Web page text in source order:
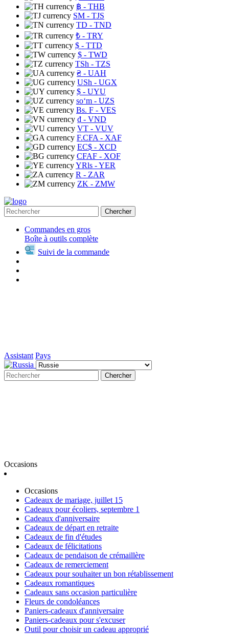
฿ - THB
ЅМ - TJS
TD - TND
₺ - TRY
$ - TTD
$ - TWD
TSh - TZS
₴ - UAH
USh - UGX
$ - UYU
soʻm - UZS
Bs. F - VES
₫ - VND
VT - VUV
F.CFA - XAF
EC$ - XCD
CFAF - XOF
YRls - YER
R - ZAR
ZK - ZMW
Chercher
Commandes en gros
Boîte à outils complète
Suivi de la commande
Assistant Pays
Chercher
Occasions
Occasions
Cadeaux de mariage, juillet 15
Cadeaux pour écoliers, septembre 1
Cadeaux d'anniversaire
Cadeaux de départ en retraite
Cadeaux de fin d'études
Cadeaux de félicitations
Cadeaux de pendaison de crémaillère
Cadeaux de remerciement
Cadeaux pour souhaiter un bon rétablissement
Cadeaux romantiques
Cadeaux sans occasion particulière
Fleurs de condoléances
Paniers-cadeaux d'anniversaire
Paniers-cadeaux pour s'excuser
Outil pour choisir un cadeau approprié